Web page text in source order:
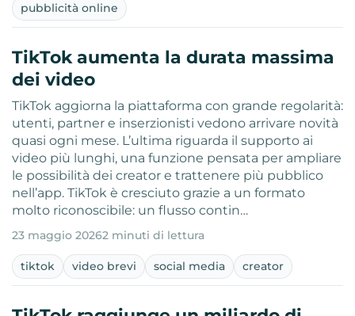
pubblicità online
TikTok aumenta la durata massima
dei video
TikTok aggiorna la piattaforma con grande regolarità:
utenti, partner e inserzionisti vedono arrivare novità
quasi ogni mese. L’ultima riguarda il supporto ai
video più lunghi, una funzione pensata per ampliare
le possibilità dei creator e trattenere più pubblico
nell’app. TikTok è cresciuto grazie a un formato
molto riconoscibile: un flusso contin…
23 maggio 20262 minuti di lettura
tiktok video brevi social media creator